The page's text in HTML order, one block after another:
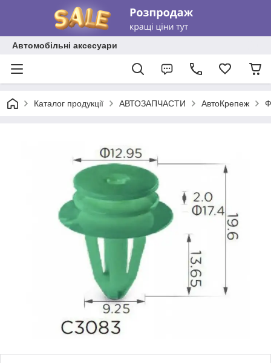
Автомобільні аксесуари
Каталог продукції АВТОЗАПЧАСТИ АвтоКрепеж